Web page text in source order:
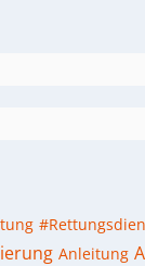
Anleitung